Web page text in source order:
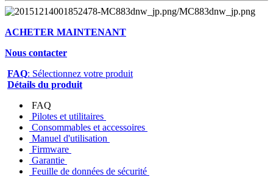
ACHETER MAINTENANT
Nous contacter
FAQ: Sélectionnez votre produit
Détails du produit
FAQ
Pilotes et utilitaires
Consommables et accessoires
Manuel d'utilisation
Firmware
Garantie
Feuille de données de sécurité